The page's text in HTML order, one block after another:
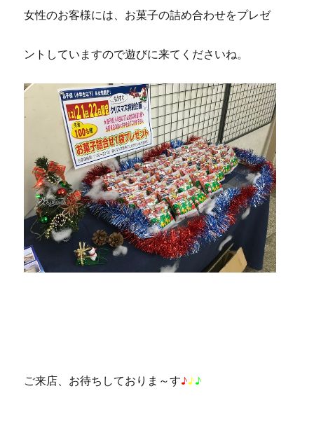
女性のお客様には、お菓子の詰め合わせをプレゼ
ントしていますので遊びに来てくださいね。
ご来店、お待ちしておりま～す♪♪♪